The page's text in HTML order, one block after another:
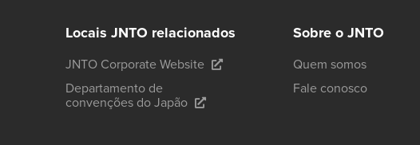
Locais JNTO relacionados
JNTO Corporate Website
Departamento de
convenções do Japão
Sobre o JNTO
Quem somos
Fale conosco